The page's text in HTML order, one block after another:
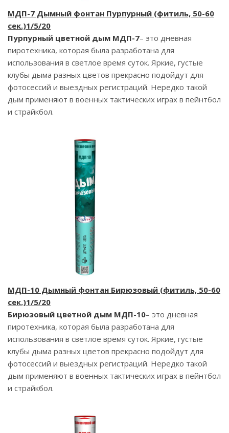
МДП-7 Дымный фонтан Пурпурный (фитиль, 50-60
сек.)1/5/20
Пурпурный цветной дым МДП-7– это дневная
пиротехника, которая была разработана для
использования в светлое время суток. Яркие, густые
клубы дыма разных цветов прекрасно подойдут для
фотосессий и выездных регистраций. Нередко такой
дым применяют в военных тактических играх в пейнтбол
и страйкбол.
МДП-10 Дымный фонтан Бирюзовый (фитиль, 50-60
сек.)1/5/20
Бирюзовый цветной дым МДП-10– это дневная
пиротехника, которая была разработана для
использования в светлое время суток. Яркие, густые
клубы дыма разных цветов прекрасно подойдут для
фотосессий и выездных регистраций. Нередко такой
дым применяют в военных тактических играх в пейнтбол
и страйкбол.